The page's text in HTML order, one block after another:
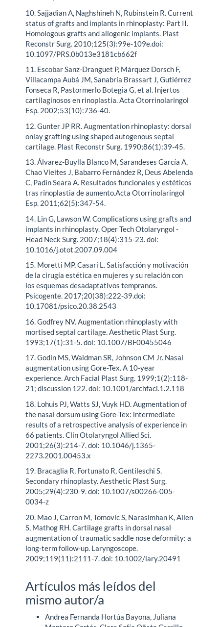
10. Sajjadian A, Naghshineh N, Rubinstein R. Current
status of grafts and implants in rhinoplasty: Part II.
Homologous grafts and allogenic implants. Plast
Reconstr Surg. 2010;125(3):99e-109e.doi:
10.1097/PRS.0b013e3181cb662f
11. Escobar Sanz-Dranguet P, Márquez Dorsch F,
Villacampa Aubá JM, Sanabria Brassart J, Gutiérrez
Fonseca R, Pastormerlo Botegia G, et al. Injertos
cartilaginosos en rinoplastia. Acta Otorrinolaringol
Esp. 2002;53(10):736-40.
12. Gunter JP RR. Augmentation rhinoplasty: dorsal
onlay grafting using shaped autogenous septal
cartilage. Plast Reconstr Surg. 1990;86(1):39-45.
13. Álvarez-Buylla Blanco M, Sarandeses García A,
Chao Vieites J, Babarro Fernández R, Deus Abelenda
C, Padín Seara A. Resultados funcionales y estéticos
tras rinoplastia de aumento.Acta Otorrinolaringol
Esp. 2011;62(5):347-54.
14. Lin G, Lawson W. Complications using grafts and
implants in rhinoplasty. Oper Tech Otolaryngol -
Head Neck Surg. 2007;18(4):315-23. doi:
10.1016/j.otot.2007.09.004
15. Moretti MP, Casari L. Satisfacción y motivación
de la cirugía estética en mujeres y su relación con
los esquemas desadaptativos tempranos.
Psicogente. 2017;20(38):222-39.doi:
10.17081/psico.20.38.2543
16. Godfrey NV. Augmentation rhinoplasty with
mortised septal cartilage. Aesthetic Plast Surg.
1993;17(1):31-5. doi: 10.1007/BF00455046
17. Godin MS, Waldman SR, Johnson CM Jr. Nasal
augmentation using Gore-Tex. A 10-year
experience. Arch Facial Plast Surg. 1999;1(2):118-
21; discussion 122. doi: 10.1001/archfaci.1.2.118
18. Lohuis PJ, Watts SJ, Vuyk HD. Augmentation of
the nasal dorsum using Gore-Tex: intermediate
results of a retrospective analysis of experience in
66 patients. Clin Otolaryngol Allied Sci.
2001;26(3):214-7. doi: 10.1046/j.1365-
2273.2001.00453.x
19. Bracaglia R, Fortunato R, Gentileschi S.
Secondary rhinoplasty. Aesthetic Plast Surg.
2005;29(4):230-9. doi: 10.1007/s00266-005-
0034-z
20. Mao J, Carron M, Tomovic S, Narasimhan K, Allen
S, Mathog RH. Cartilage grafts in dorsal nasal
augmentation of traumatic saddle nose deformity: a
long-term follow-up. Laryngoscope.
2009;119(11):2111-7. doi: 10.1002/lary.20491
Artículos más leídos del
mismo autor/a
Andrea Fernanda Hortúa Bayona, Juliana